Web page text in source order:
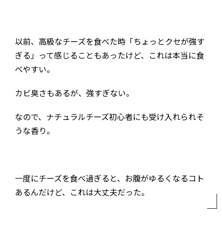
以前、高級なチーズを食べた時「ちょっとクセが強す
ぎる」って感じることもあったけど、これは本当に食
べやすい。
カビ臭さもあるが、強すぎない。
なので、ナチュラルチーズ初心者にも受け入れられそ
うな香り。
一度にチーズを食べ過ぎると、お腹がゆるくなるコト
あるんだけど、これは大丈夫だった。